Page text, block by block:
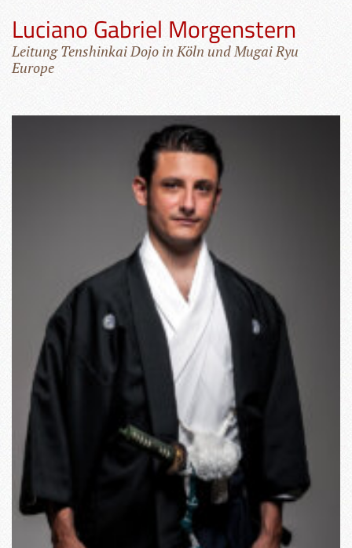
Luciano Gabriel Morgenstern
Leitung Tenshinkai Dojo in Köln und Mugai Ryu
Europe